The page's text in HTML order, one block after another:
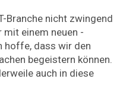
Branche nicht zwingend
mit einem neuen
hoffe, dass wir den
begeistern können.
auch in diese